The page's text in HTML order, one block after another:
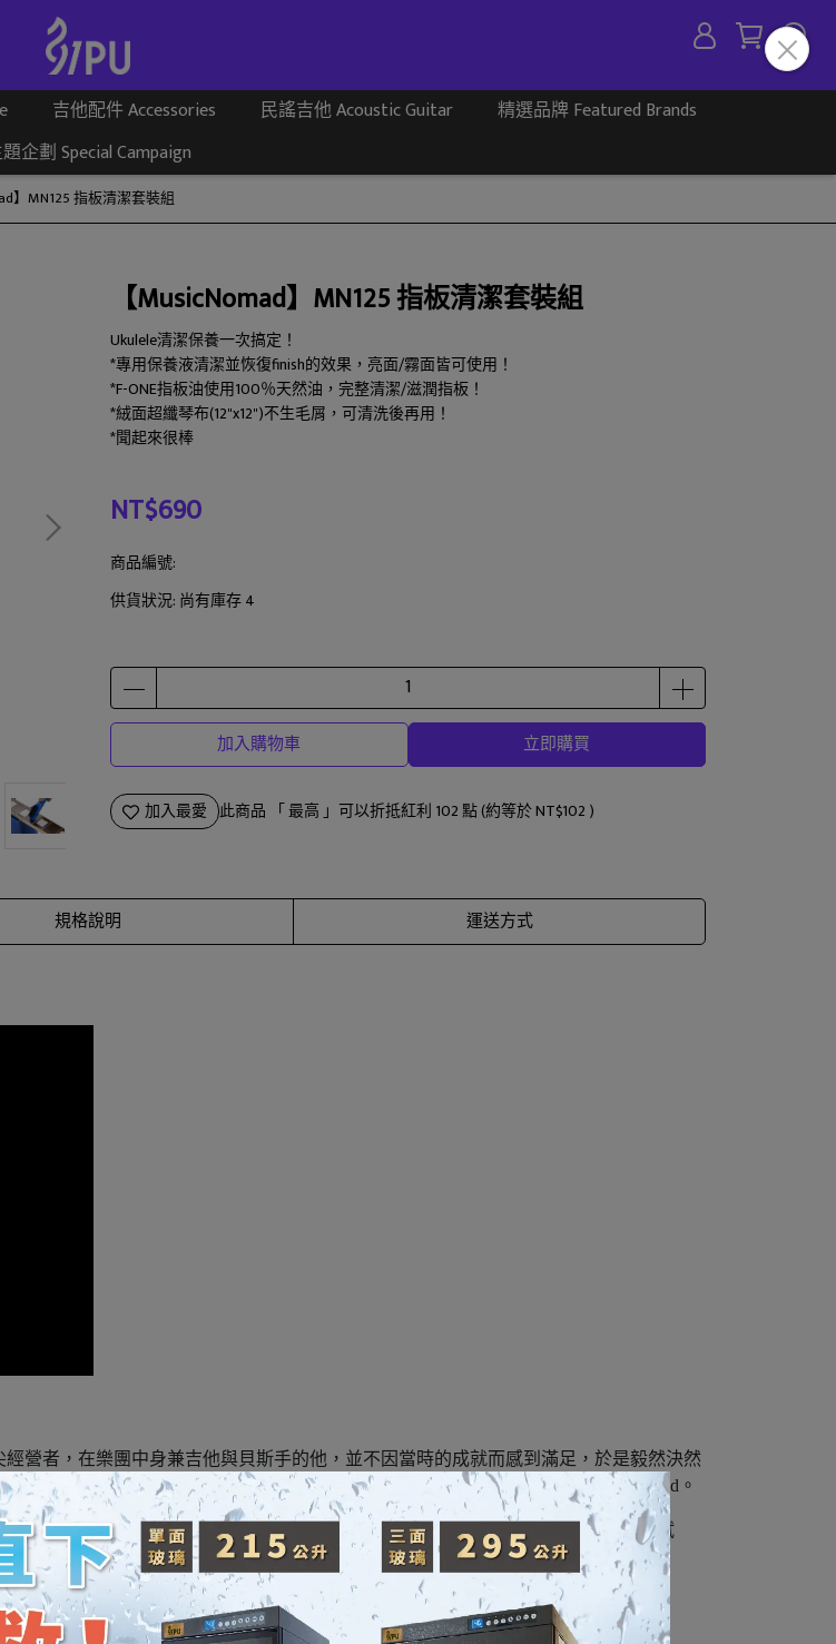
吉他配件 Accessories 民謠吉他 Acoustic Guitar
精選品牌 Featured Brands
企劃 Special Campaign
】MN125 指板清潔套裝組
【MusicNomad】MN125 指板清潔套裝組
Ukulele清潔保養一次搞定！
*專用保養液清潔並恢復finish的效果，亮面/霧面皆可使用！
*F-ONE指板油使用100％天然油，完整清潔/滋潤指板！
*絨面超纖琴布(12"x12")不生毛屑，可清洗後再用！
*聞起來很棒
NT$690
商品編號:
供貨狀況: 尚有庫存 4
加入購物車 立即購買
加入最愛 此商品 「 最高 」可以折抵紅利 102點 (約等於NT$102 )
規格說明 運送方式
經營者，在樂團中身兼吉他與貝斯手的他，並不因當時的成就而感到滿足，於是毅然決然
結合對樂器的理解和喜好，一手打造了專營樂器保養器材的跨國企業 ╴ MusicNomad。
料來製作商品，絲毫不影響品質。並在與音樂家、樂器技術人員以及維修店反複測試
念，使其深受業界之信賴。
人製作及銷售作品，藉此讓缺乏資源的音樂人們找到迎向曙光的道路。而其更
營利組織，並且幫助在其站上享用音樂資源的音樂人。